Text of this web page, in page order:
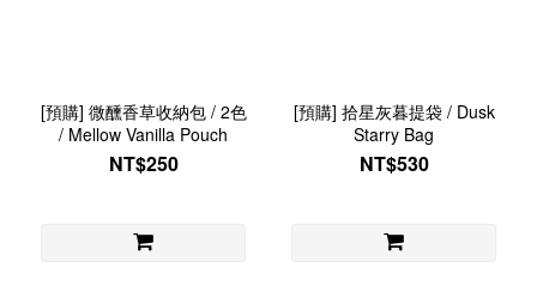
[預購] 微醺香草收納包 / 2色
/ Mellow Vanilla Pouch
NT$250
[預購] 拾星灰暮提袋 / Dusk
Starry Bag
NT$530